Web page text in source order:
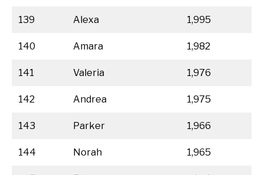
139 Alexa 1,995
140 Amara 1,982
141 Valeria 1,976
142 Andrea 1,975
143 Parker 1,966
144 Norah 1,965